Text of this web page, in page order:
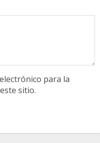
para la
sitio.